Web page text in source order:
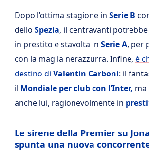
Dopo l’ottima stagione in Serie B
dello Spezia, il centravanti
in prestito e stavolta in Serie A, per
con la maglia nerazzurra. Infine, è
destino di Valentin Carboni: il
il Mondiale per club con l’Inter,
anche lui, ragionevolmente in
Le sirene della Premier su
spunta una nuova